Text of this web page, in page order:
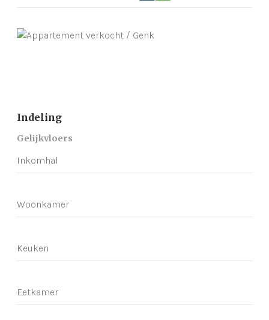
Indeling
Gelijkvloers
Inkomhal
Woonkamer
Keuken
Eetkamer